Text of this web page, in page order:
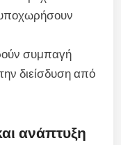
υποχωρήσουν
συμπαγή
διείσδυση από
ανάπτυξη